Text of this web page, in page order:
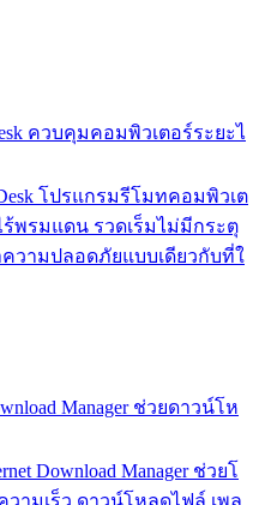
ควบคุมคอมพิวเตอร์ระยะไ
โปรแกรมรีโมทคอมพิวเต
พรมแดน รวดเร็มไม่มีกระตุ
วามปลอดภัยแบบเดียวกับที่ใ
Manager ช่วยดาวน์โห
Download Manager ช่วยโ
วามเร็ว ดาวน์โหลดไฟล์ เพล